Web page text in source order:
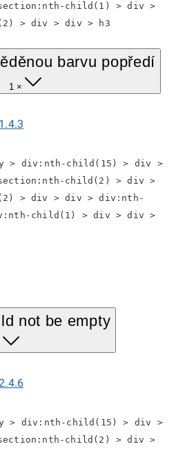
child(1) > div >
> div > div > h3
barvu popředí
1 ×
> div:nth-child(15) > div >
child(2) > div >
> div > div > div:nth-
child(1) > div > div >
not be empty
> div:nth-child(15) > div >
child(2) > div >